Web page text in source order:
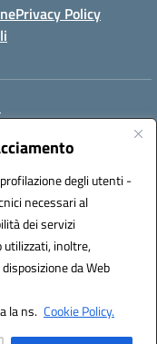
degli utenti -
necessari al
dei servizi
utilizzati, inoltre,
da Web
la ns. Cookie Policy.
Privacy Policy
istsc_saic878008
S.r.l.
Italia